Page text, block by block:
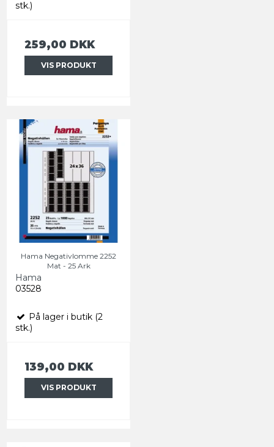
stk.)
259,00 DKK
VIS PRODUKT
Hama Negativlomme 2252
Mat - 25 Ark
Hama
03528
På lager i butik (2
stk.)
139,00 DKK
VIS PRODUKT